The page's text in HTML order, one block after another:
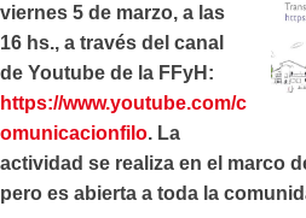
viernes 5 de marzo, a las
16 hs., a través del canal
de Youtube de la FFyH:
https://www.youtube.com/c
omunicacionfilo. La
actividad se realiza en el marco
pero es abierta a toda la